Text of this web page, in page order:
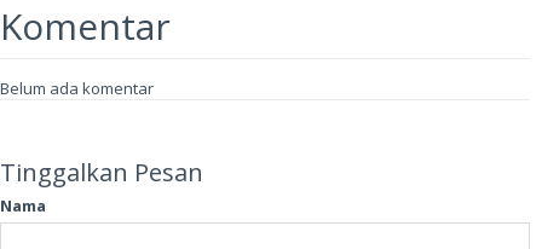
Komentar
Belum ada komentar
Tinggalkan Pesan
Nama